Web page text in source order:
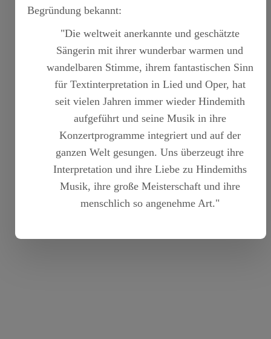
Begründung bekannt:
"Die weltweit anerkannte und geschätzte
Sängerin mit ihrer wunderbar warmen und
wandelbaren Stimme, ihrem fantastischen Sinn
für Textinterpretation in Lied und Oper, hat
seit vielen Jahren immer wieder Hindemith
aufgeführt und seine Musik in ihre
Konzertprogramme integriert und auf der
ganzen Welt gesungen. Uns überzeugt ihre
Interpretation und ihre Liebe zu Hindemiths
Musik, ihre große Meisterschaft und ihre
menschlich so angenehme Art."